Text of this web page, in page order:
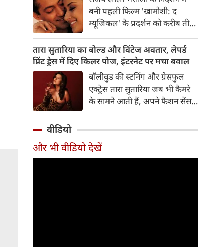
हैं। हाल ही में भारतीय युवा क्रिकेटर
यशस्वी जायसवाल के साथ अपना
नाम जोड़े जाने पर मृणाल ठाकुर का
गुस्सा फूट पड़ा है।
बनी पहली फिल्म 'खामोशी: द
म्यूजिकल' के प्रदर्शन को करीब तीन
रिलीज इस फिल्म ने हिंदी सिनेमा को
एक ऐसे फिल्मकार से परिचित
कराया, जिसने आगे चलकर भारतीय
सिनेमा की दृश्यात्मक और
भावनात्मक भाषा को अपनी विशिष्ट
शैली से नई पहचान दी।
तारा सुतारिया का बोल्ड और विंटेज अवतार, लेपर्ड
प्रिंट ड्रेस में दिए किलर पोज, इंटरनेट पर मचा बवाल
बॉलीवुड की स्टनिंग और ग्रेसफुल
एक्ट्रेस तारा सुतारिया जब भी कैमरे
के सामने आती हैं, अपने फैशन सेंस
अपने नए फोटोशूट की कुछ तस्वीरें
शेयर की हैं, जिन्हें देखकर फैंस के
वीडियो
और भी वीडियो देखें